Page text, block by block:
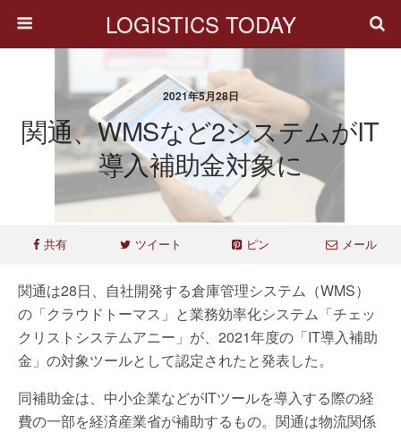
LOGISTICS TODAY
2021年5月28日
関通、WMSなど2システムがIT
導入補助金対象に
共有 ツイート ピン メール
関通は28日、自社開発する倉庫管理システム（WMS）
の「クラウドトーマス」と業務効率化システム「チェッ
クリストシステムアニー」が、2021年度の「IT導入補助
金」の対象ツールとして認定されたと発表した。
同補助金は、中小企業などがITツールを導入する際の経
費の一部を経済産業省が補助するもの。関通は物流関係